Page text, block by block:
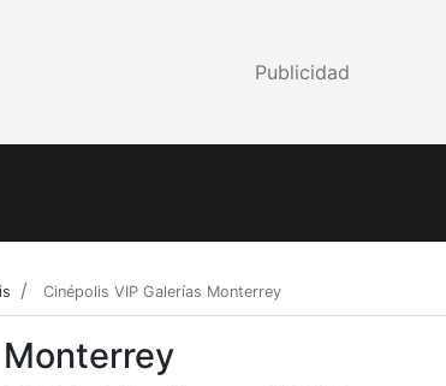
Publicidad
Cinépolis VIP Galerías Monterrey